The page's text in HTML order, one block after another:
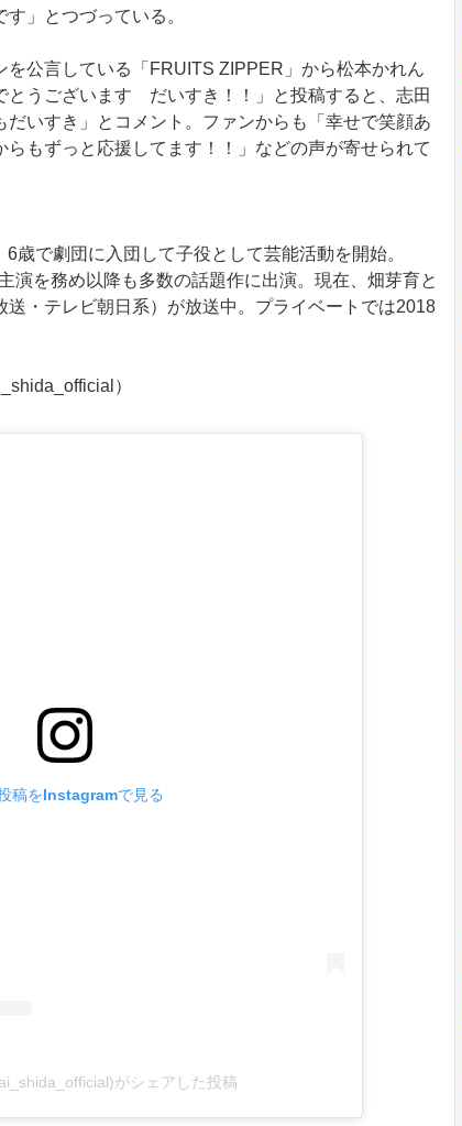
」とつづっている。
公言している「FRUITS ZIPPER」から松本かれん
とうございます だいすき！！」と投稿すると、志田
いすき」とコメント。ファンからも「幸せで笑顔あ
もずっと応援してます！！」などの声が寄せられて
歳で劇団に入団して子役として芸能活動を開始。
演を務め以降も多数の話題作に出演。現在、畑芽育と
・テレビ朝日系）が放送中。プライベートでは2018
）
稿をInstagramで見る
がシェアした投稿